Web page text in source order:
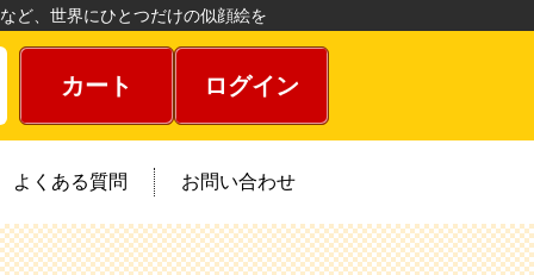
ど、世界にひとつだけの似顔絵を
カート ログイン
よくある質問 お問い合わせ